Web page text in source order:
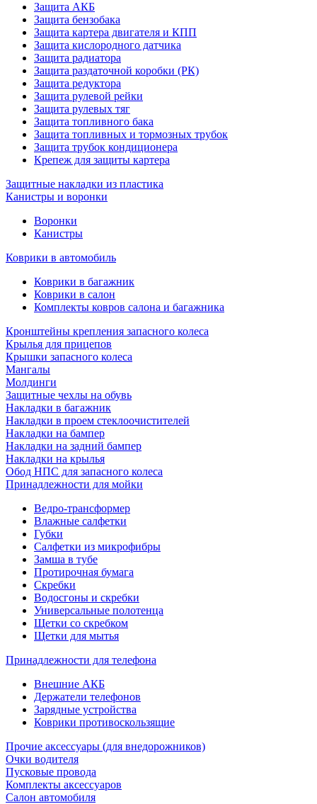
Защита АКБ
Защита бензобака
Защита картера двигателя и КПП
Защита кислородного датчика
Защита радиатора
Защита раздаточной коробки (РК)
Защита редуктора
Защита рулевой рейки
Защита рулевых тяг
Защита топливного бака
Защита топливных и тормозных трубок
Защита трубок кондиционера
Крепеж для защиты картера
Защитные накладки из пластика
Канистры и воронки
Воронки
Канистры
Коврики в автомобиль
Коврики в багажник
Коврики в салон
Комплекты ковров салона и багажника
Кронштейны крепления запасного колеса
Крылья для прицепов
Крышки запасного колеса
Мангалы
Молдинги
Защитные чехлы на обувь
Накладки в багажник
Накладки в проем стеклоочистителей
Накладки на бампер
Накладки на задний бампер
Накладки на крылья
Обод НПС для запасного колеса
Принадлежности для мойки
Ведро-трансформер
Влажные салфетки
Губки
Салфетки из микрофибры
Замша в тубе
Протирочная бумага
Скребки
Водосгоны и скребки
Универсальные полотенца
Щетки со скребком
Щетки для мытья
Принадлежности для телефона
Внешние АКБ
Держатели телефонов
Зарядные устройства
Коврики противоскользящие
Прочие аксессуары (для внедорожников)
Очки водителя
Пусковые провода
Комплекты аксессуаров
Салон автомобиля